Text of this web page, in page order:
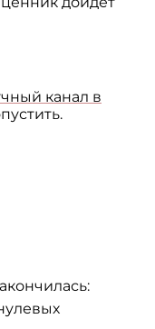
канал в